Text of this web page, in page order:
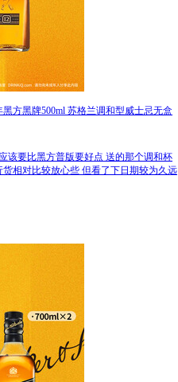
方黑牌500ml 苏格兰调和型威士忌无盒
该要比黑方普版要好点 送的那个调和杯
相对比较放心些 但看了下日期较为久远